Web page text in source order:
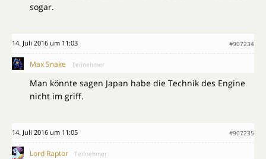
sogar.
14. Juli 2016 um 11:03 #907234
Max Snake Teilnehmer
Man könnte sagen Japan habe die Technik des Engine
nicht im griff.
14. Juli 2016 um 11:05 #907235
Lord Raptor Teilnehmer